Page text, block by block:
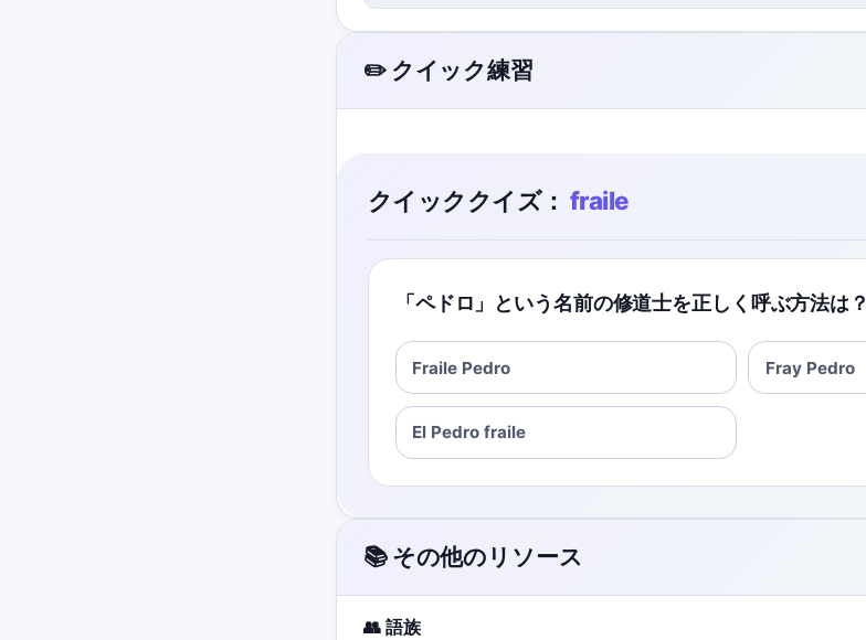
✏️ クイック練習
クイッククイズ： fraile
「ペドロ」という名前の修道士を正しく呼ぶ方法は？
Fraile Pedro Fray Pedro
El Pedro fraile
📚 その他のリソース
👥 語族